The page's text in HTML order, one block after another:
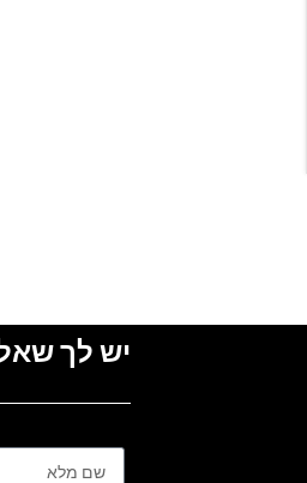
יש לך